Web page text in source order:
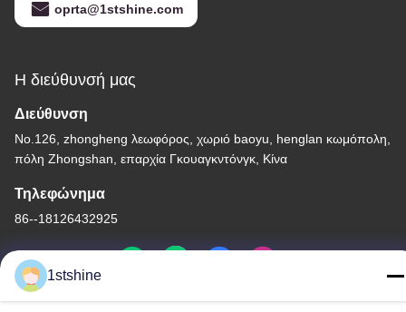
oprta@1stshine.com
Η διεύθυνσή μας
Διεύθυνση
No.126, zhongheng λεωφόρος, χωριό baoyu, henglan κωμόπολη,
πόλη Zhongshan, επαρχία Γκουαγκντόνγκ, Κίνα
Τηλεφώνημα
86--18126432925
1stshine